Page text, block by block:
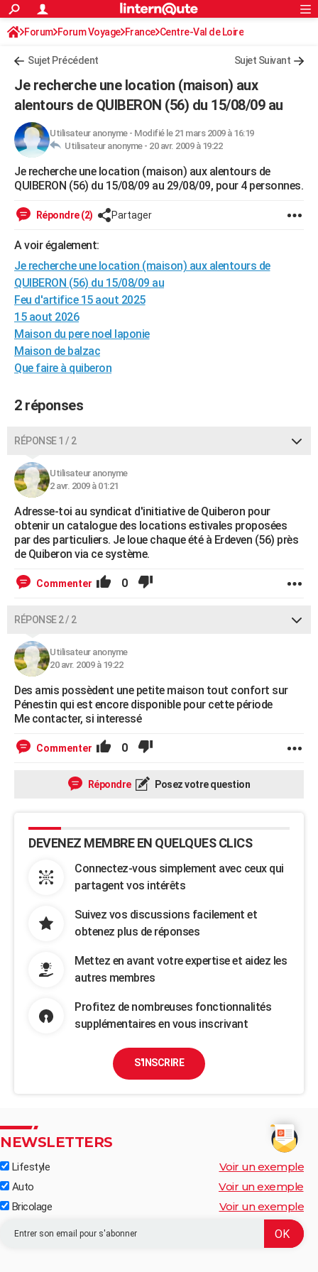
ACTUALITÉS
Politique
Société
Faits Divers
Education
Monde
Villes
+
Programme TV
Streaming
Cinéma
Sorties cinéma
Musique
FINANCE
Retraite
Impôts
Epargne
Immobilier
Risques naturels par ville
Banque
Assurance
Crédit
AUTO
Essais
Réserver un essai
Citadines
Berlines
SUV
Forum auto
HIGH-TECH
Mobiles
Meilleur smartphone
Internet
Ordinateurs
Jeux vidéo
Guide high-tech
+BRICOLAGE
Forum
Aménagement intérieur
Extérieur
Cuisine
Salle de bains
Jardinage
Rangement
WEEK-END
Guides de France
Escapades
Patrimoine
Expositions
Musées
Week-end nature
+LIFESTYLE
Art de vivre
Bien-être
Loisirs
Mode
Modes de vie
SANTE
Alimentation
Guide de la santé
Maladies
Médicaments
Sommeil
VOYAGE
Destinations
City break
Voyage nature
Voyage de noces
Forum
Climat
+PHOTO
GUIDES D'ACHAT
Carte de Noël
Carte Bonne année
Carte Saint-Valentin
Carte Pâques
Carte d'anniversaire
Dictionnaire
Biographies
Citations
Expressions
Proverbes
PROGRAMME TV
COPAINS D'AVANT
S'inscrire
Se connecter
Lycées
Collèges
Primaires
Universités
Entreprises
Service militaire
Avis de recherche
AVIS DE DÉCÈS
Bricolage
Lifestyle
Culture
Sport
Auto
Television
Voyage
Cinema
S'inscrire
Connexion
Forum Forum Voyage France Centre-Val de Loire
Sujet Précédent Sujet Suivant
Je recherche une location (maison) aux
alentours de QUIBERON (56) du 15/08/09 au
Utilisateur anonyme- Modifié le 21 mars 2009 à 16:19
Utilisateur anonyme - 20 avr. 2009 à 19:22
Je recherche une location (maison) aux alentours de
QUIBERON (56) du 15/08/09 au 29/08/09, pour 4 personnes.
Répondre (2) Partager
A voir également:
Je recherche une location (maison) aux alentours de
QUIBERON (56) du 15/08/09 au
Feu d'artifice 15 aout 2025
15 aout 2026
Maison du pere noel laponie
Maison de balzac
Que faire à quiberon
2 réponses
RÉPONSE 1 / 2
Utilisateur anonyme
2 avr. 2009 à 01:21
Adresse-toi au syndicat d'initiative de Quiberon pour
obtenir un catalogue des locations estivales proposées
par des particuliers. Je loue chaque été à Erdeven (56) près
de Quiberon via ce système.
Commenter 0
RÉPONSE 2 / 2
Utilisateur anonyme
20 avr. 2009 à 19:22
Des amis possèdent une petite maison tout confort sur
Pénestin qui est encore disponible pour cette période
Me contacter, si interessé
Commenter 0
Répondre Posez votre question
DEVENEZ MEMBRE EN QUELQUES CLICS
Connectez-vous simplement avec ceux qui
partagent vos intérêts
Suivez vos discussions facilement et
obtenez plus de réponses
Mettez en avant votre expertise et aidez les
autres membres
Profitez de nombreuses fonctionnalités
supplémentaires en vous inscrivant
S'INSCRIRE
NEWSLETTERS
Lifestyle Voir un exemple
Auto Voir un exemple
Bricolage Voir un exemple